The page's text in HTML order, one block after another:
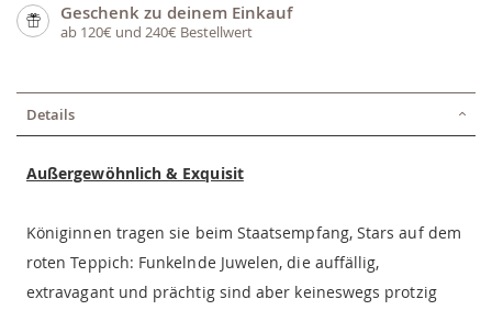
Geschenk zu deinem Einkauf
ab 120€ und 240€ Bestellwert
Details
Außergewöhnlich & Exquisit
Königinnen tragen sie beim Staatsempfang, Stars auf dem
roten Teppich: Funkelnde Juwelen, die auffällig,
extravagant und prächtig sind aber keineswegs protzig